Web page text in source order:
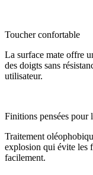
Toucher confortable
La surface mate offre
des doigts sans
utilisateur.
Finitions pensées pour
Traitement
explosion qui évite les
facilement.